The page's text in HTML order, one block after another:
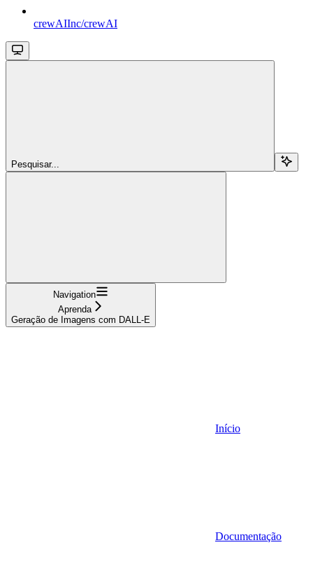
crewAIInc/crewAI
Pesquisar...
Navigation
Aprenda
Geração de Imagens com DALL-E
Início
Documentação